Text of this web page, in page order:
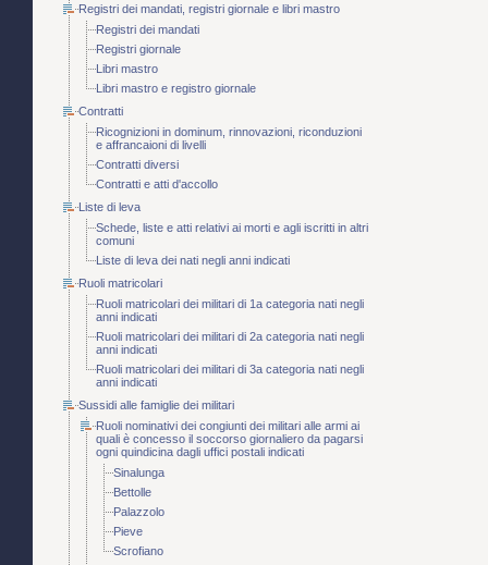
Registri dei mandati, registri giornale e libri mastro
Registri dei mandati
Registri giornale
Libri mastro
Libri mastro e registro giornale
Contratti
Ricognizioni in dominum, rinnovazioni, riconduzioni
e affrancaioni di livelli
Contratti diversi
Contratti e atti d'accollo
Liste di leva
Schede, liste e atti relativi ai morti e agli iscritti in altri
comuni
Liste di leva dei nati negli anni indicati
Ruoli matricolari
Ruoli matricolari dei militari di 1a categoria nati negli
anni indicati
Ruoli matricolari dei militari di 2a categoria nati negli
anni indicati
Ruoli matricolari dei militari di 3a categoria nati negli
anni indicati
Sussidi alle famiglie dei militari
Ruoli nominativi dei congiunti dei militari alle armi ai
quali è concesso il soccorso giornaliero da pagarsi
ogni quindicina dagli uffici postali indicati
Sinalunga
Bettolle
Palazzolo
Pieve
Scrofiano